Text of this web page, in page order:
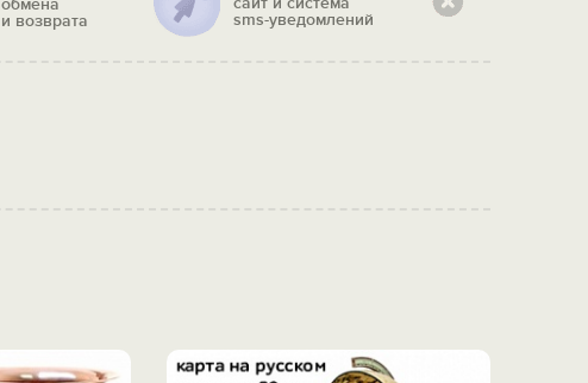
и возврата
sms-уведомлений